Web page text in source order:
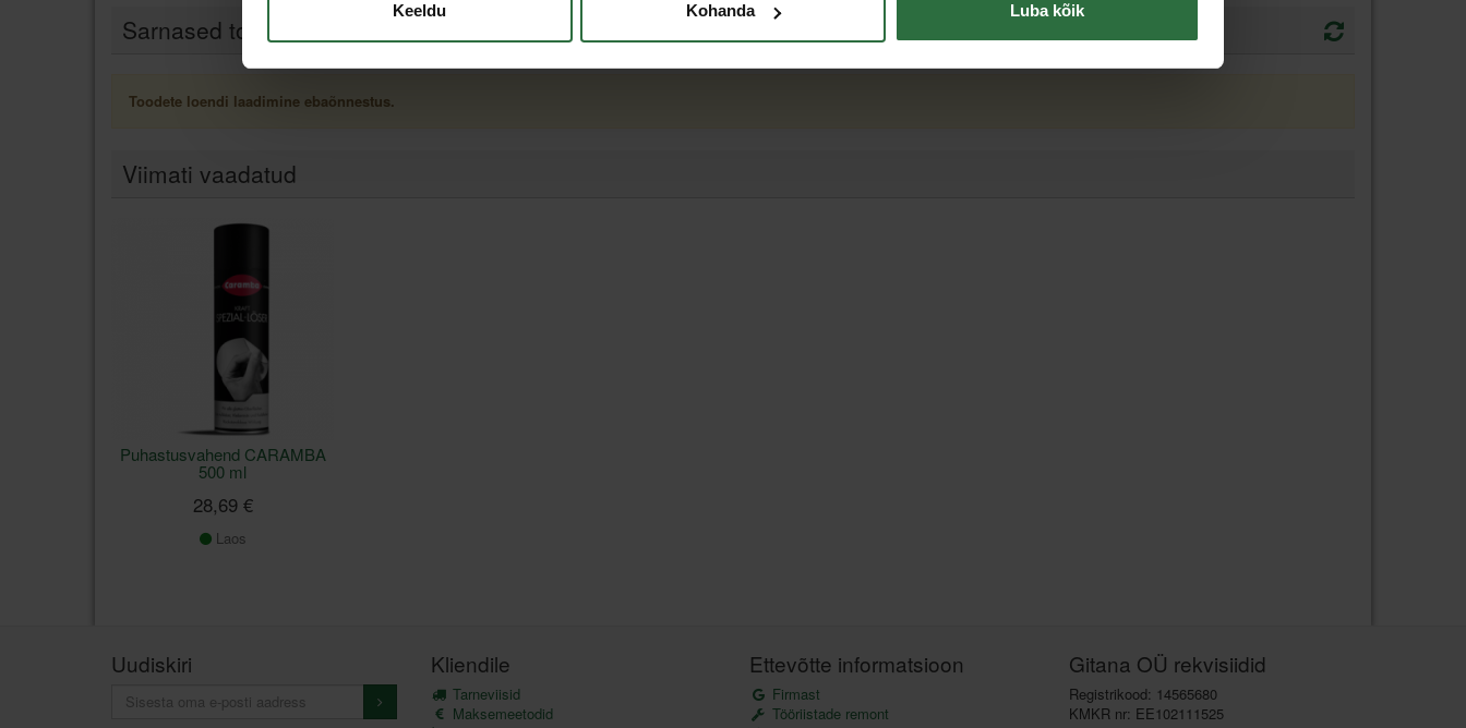
Keeldu Kohanda Luba kõik
Sarnased tooted
Toodete loendi laadimine ebaõnnestus.
Viimati vaadatud
Puhastusvahend CARAMBA
500 ml
28,69 €
Laos
Uudiskiri Kliendile
Tarneviisid
Maksemeetodid
Ettevõtte informatsioon
Firmast
Tööriistade remont
Gitana OÜ rekvisiidid
Registrikood: 14565680
KMKR nr: EE102111525